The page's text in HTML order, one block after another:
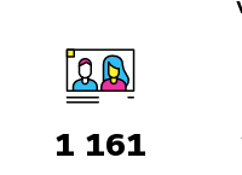
1 161